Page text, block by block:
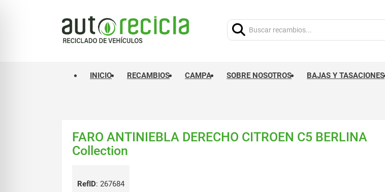
INICIO RECAMBIOS CAMPA SOBRE NOSOTROS BAJAS Y TASACIONES
FARO ANTINIEBLA DERECHO CITROEN C5 BERLINA
Collection
RefID: 267684